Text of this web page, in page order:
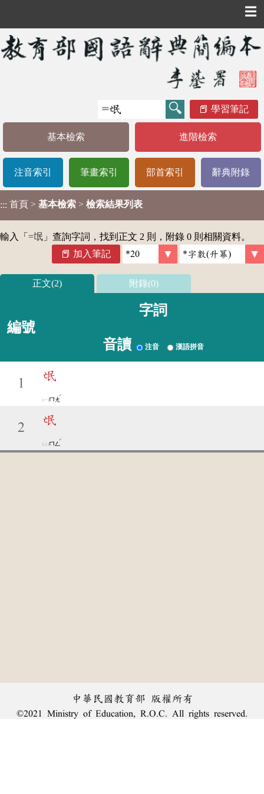
☰
學習筆記
基本檢索 進階檢索
注音索引 筆畫索引 部首索引 辭典附錄
::: 首頁 > 基本檢索 > 檢索結果列表
輸入「 =氓 」查詢字詞，找到正文 2 則，附錄 0 則相關資料。
加入筆記
正文(2) 附錄(0)
編號
字詞
音讀 注音 漢語拼音
1
氓
ㄇㄤ
ˊ
2
氓
ㄇㄥ
ˊ
中華民國教育部 版權所有
©2021 Ministry of Education, R.O.C. All rights reserved.